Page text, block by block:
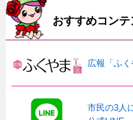
おすすめコンテ
広報「ふ
市民の3人